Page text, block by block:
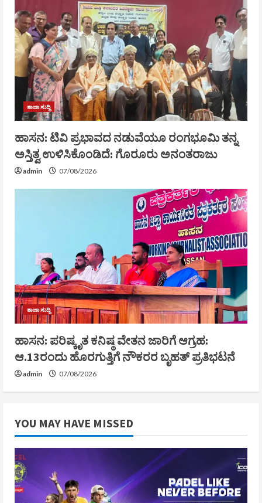
ತಾಜಾ ಸುದ್ದಿ
ಹಾಸನ: ಟಿವಿ ಪ್ರಭಾವದ ನಡುವೆಯೂ ರಂಗಭೂಮಿ ತನ್ನ
ಅಸ್ತಿತ್ವ ಉಳಿಸಿಕೊಂಡಿದೆ: ಗೊರೂರು ಅನಂತರಾಜು
admin 07/08/2026
ತಾಜಾ ಸುದ್ದಿ
ಹಾಸನ: ಪರಿಷ್ಕೃತ ಕನಿಷ್ಠ ವೇತನ ಜಾರಿಗೆ ಆಗ್ರಹ:
ಆ.13ರಂದು ಹೊರಗುತ್ತಿಗೆ ನೌಕರರ ಬೃಹತ್ ಪ್ರತಿಭಟನೆ
admin 07/08/2026
YOU MAY HAVE MISSED